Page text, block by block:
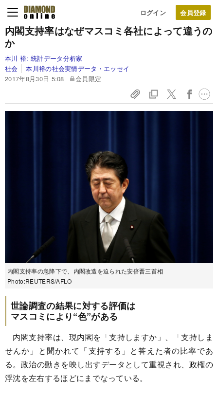
ログイン
内閣支持率はなぜマスコミ各社によって違うの
か
本川 裕: 統計データ分析家
社会
本川裕の社会実情データ・エッセイ
2017年8月30日 5:08
会員限定
内閣支持率の急降下で、内閣改造を迫られた安倍晋三首相
Photo:REUTERS/AFLO
世論調査の結果に対する評価は
マスコミにより“色”がある
内閣支持率は、現内閣を「支持しますか」、「支持しま
せんか」と聞かれて「支持する」と答えた者の比率であ
る。政治の動きを映し出すデータとして重視され、政権の
浮沈を左右するほどにまでなっている。